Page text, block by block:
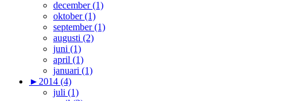
december (1)
oktober (1)
september (1)
augusti (2)
juni (1)
april (1)
januari (1)
► 2014 (4)
juli (1)